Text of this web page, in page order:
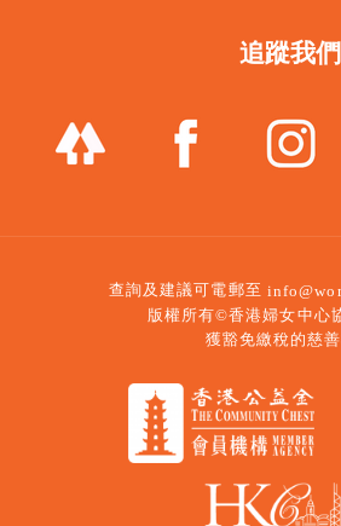
追蹤我們
查詢及建議可電郵至
版權所有©香港婦女中心
獲豁免繳稅的慈